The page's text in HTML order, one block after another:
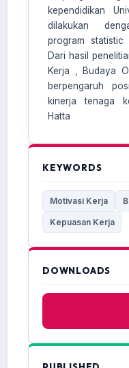
kependidikan
dilakukan
program
Dari hasil
Kerja , Budaya
berpengaruh
kinerja tenaga
Hatta
KEYWORDS
Motivasi Kerja
Kepuasan Kerja
DOWNLOADS